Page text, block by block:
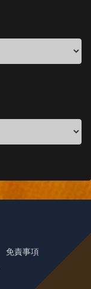
免責事項